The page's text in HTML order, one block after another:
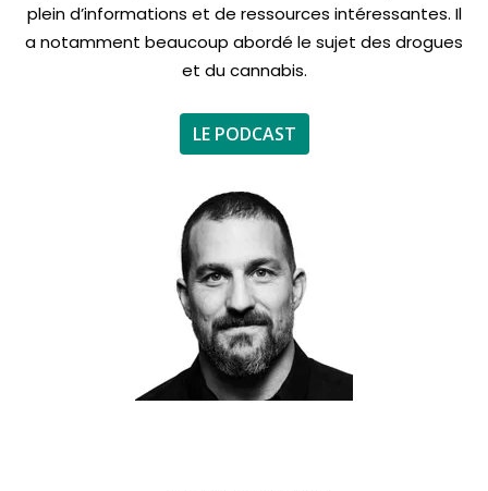
plein d’informations et de ressources intéressantes. Il
a notamment beaucoup abordé le sujet des drogues
et du cannabis.
LE PODCAST